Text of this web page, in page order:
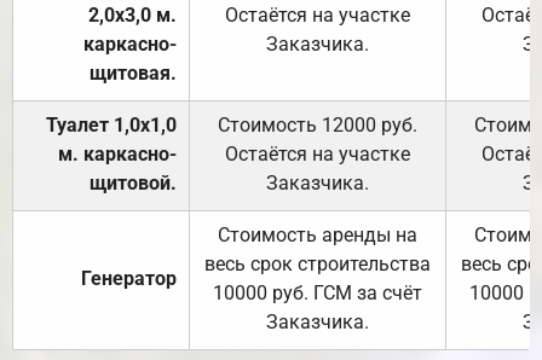
2,0х3,0 м.
каркасно-
щитовая.
Остаётся на участке
Заказчика.
Туалет 1,0х1,0
м. каркасно-
щитовой.
Стоимость 12000 руб.
Остаётся на участке
Заказчика.
Генератор
Стоимость аренды на
весь срок строительства
10000 руб. ГСМ за счёт
Заказчика.
весь
10000